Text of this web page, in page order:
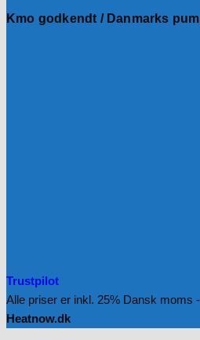
Kmo godkendt / Danmarks
Trustpilot
Alle priser er inkl. 25% Dansk moms
Heatnow.dk